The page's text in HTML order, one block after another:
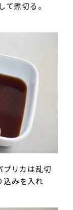
煮切る。
プリカは乱切
込みを入れ